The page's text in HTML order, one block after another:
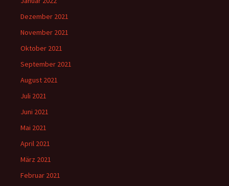
Dezember 2021
November 2021
Oktober 2021
September 2021
August 2021
Juli 2021
Juni 2021
Mai 2021
April 2021
März 2021
Februar 2021